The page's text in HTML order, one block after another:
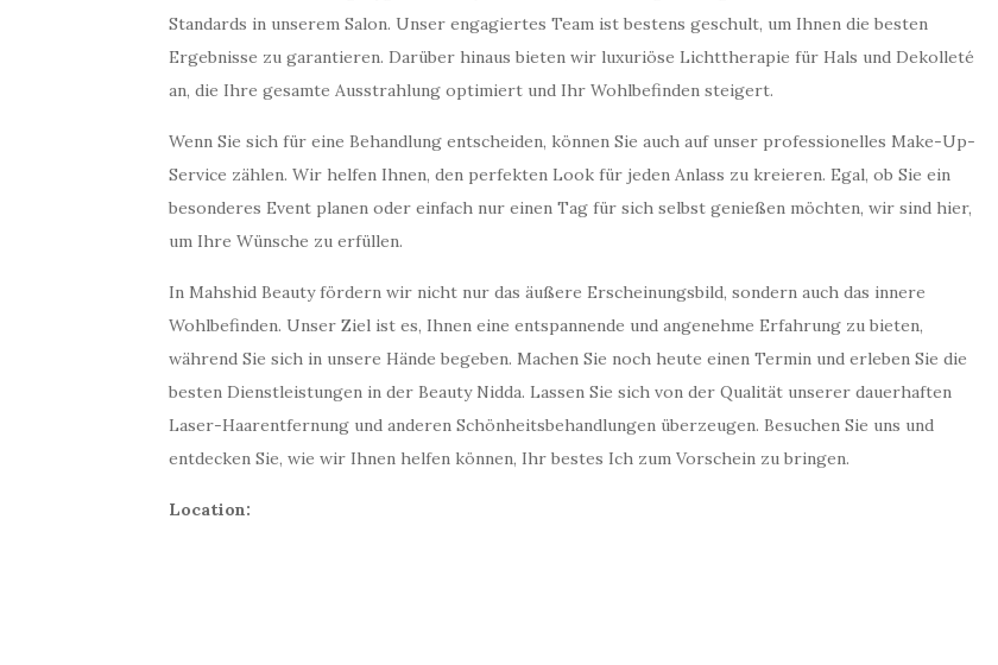
Standards in unserem Salon. Unser engagiertes Team ist bestens geschult, um Ihnen die besten
Ergebnisse zu garantieren. Darüber hinaus bieten wir luxuriöse Lichttherapie für Hals und Dekolleté
an, die Ihre gesamte Ausstrahlung optimiert und Ihr Wohlbefinden steigert.
Wenn Sie sich für eine Behandlung entscheiden, können Sie auch auf unser professionelles Make-Up-
Service zählen. Wir helfen Ihnen, den perfekten Look für jeden Anlass zu kreieren. Egal, ob Sie ein
besonderes Event planen oder einfach nur einen Tag für sich selbst genießen möchten, wir sind hier,
um Ihre Wünsche zu erfüllen.
In Mahshid Beauty fördern wir nicht nur das äußere Erscheinungsbild, sondern auch das innere
Wohlbefinden. Unser Ziel ist es, Ihnen eine entspannende und angenehme Erfahrung zu bieten,
während Sie sich in unsere Hände begeben. Machen Sie noch heute einen Termin und erleben Sie die
besten Dienstleistungen in der Beauty Nidda. Lassen Sie sich von der Qualität unserer dauerhaften
Laser-Haarentfernung und anderen Schönheitsbehandlungen überzeugen. Besuchen Sie uns und
entdecken Sie, wie wir Ihnen helfen können, Ihr bestes Ich zum Vorschein zu bringen.
Location: